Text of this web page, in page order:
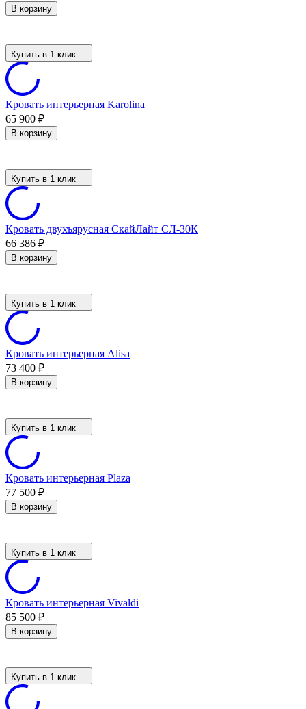
В корзину
Купить в 1 клик
Кровать интерьерная Karolina
65 900 ₽
В корзину
Купить в 1 клик
Кровать двухъярусная СкайЛайт СЛ-30К
66 386 ₽
В корзину
Купить в 1 клик
Кровать интерьерная Alisa
73 400 ₽
В корзину
Купить в 1 клик
Кровать интерьерная Plaza
77 500 ₽
В корзину
Купить в 1 клик
Кровать интерьерная Vivaldi
85 500 ₽
В корзину
Купить в 1 клик